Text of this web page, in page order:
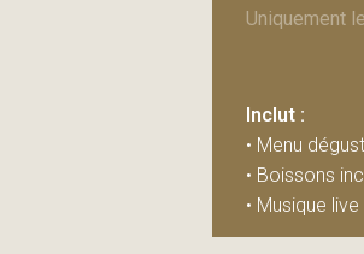
Uniquement
Inclut :
• Menu
• Boissons
• Musique live